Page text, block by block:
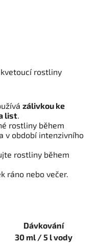
rostliny
zálivkou ke
list.
rostliny během
v období intenzivního
rostliny během
ráno nebo večer.
Dávkování
30 ml / 5 l vody